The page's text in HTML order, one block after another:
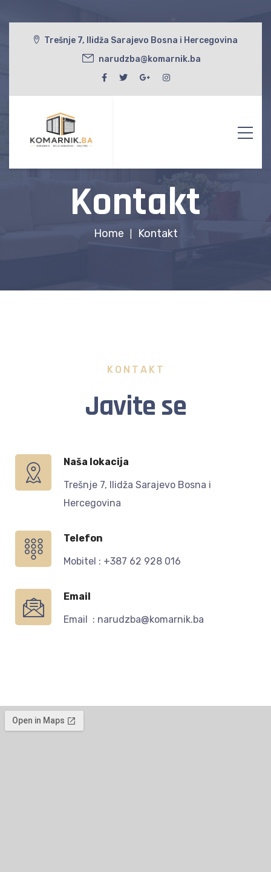
Trešnje 7, Ilidža Sarajevo Bosna i Hercegovina
narudzba@komarnik.ba
Kontakt
Home Kontakt
KONTAKT
Javite se
Naša lokacija
Trešnje 7, Ilidža Sarajevo Bosna i
Hercegovina
Telefon
Mobitel : +387 62 928 016
Email
Email : narudzba@komarnik.ba